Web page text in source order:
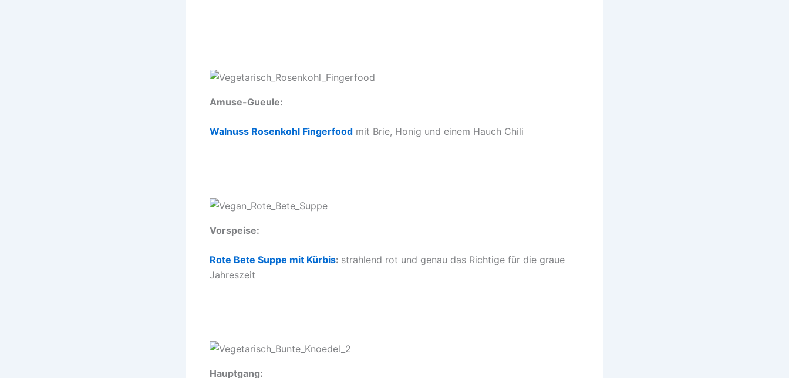
Amuse-Gueule:
Walnuss Rosenkohl Fingerfood mit Brie, Honig und einem Hauch Chili
Vorspeise:
Rote Bete Suppe mit Kürbis: strahlend rot und genau das Richtige für die graue
Jahreszeit
Hauptgang: